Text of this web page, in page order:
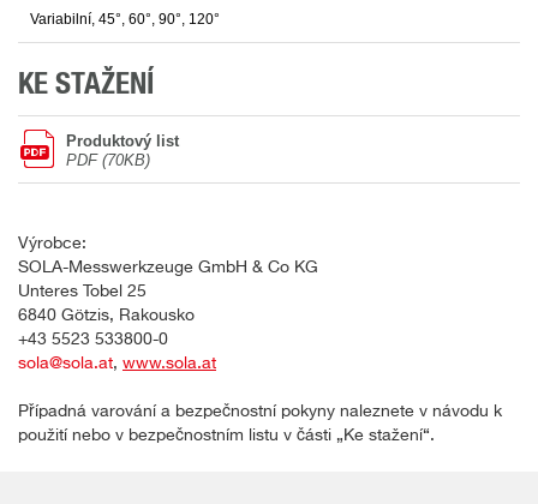
Variabilní, 45°, 60°, 90°, 120°
KE STAŽENÍ
Produktový list
PDF (70KB)
Výrobce:
SOLA-Messwerkzeuge GmbH & Co KG
Unteres Tobel 25
6840 Götzis, Rakousko
+43 5523 533800-0
sola@sola.at, www.sola.at
Případná varování a bezpečnostní pokyny naleznete v návodu k
použití nebo v bezpečnostním listu v části „Ke stažení“.